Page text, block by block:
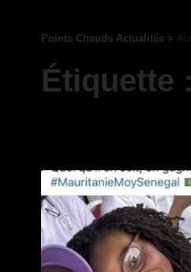
Points Chauds Actualités >
Étiquette :